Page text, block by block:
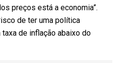
preços está a economia”.
de ter uma política
de inflação abaixo do